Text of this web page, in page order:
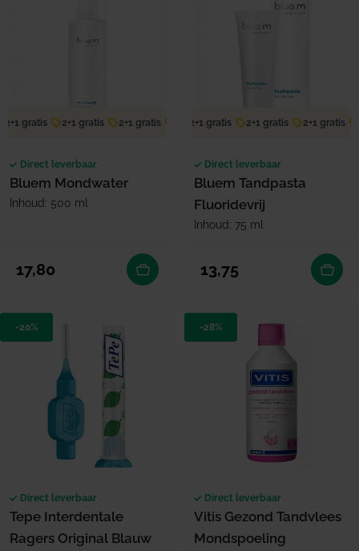
2+1 gratis 2+1 gratis 2+1 gratis 2+1 gratis 2+1 gratis 2+1 gratis
Direct leverbaar
Bluem Mondwater
Inhoud: 500 ml
Normale prijs
17,80
2+1 gratis 2+1 gratis 2+1 gratis
Direct leverbaar
Bluem Tandpasta
Fluoridevrij
Inhoud: 75 ml
Normale prijs
13,75
-20%
Direct leverbaar
Tepe Interdentale
Ragers Original Blauw
-28%
Direct leverbaar
Vitis Gezond Tandvlees
Mondspoeling